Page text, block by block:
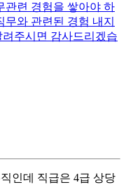
관련 경험을 쌓아야 하
와 관련된 경험 내지
주시면 감사드리겠습
인데 직급은 4급 상당